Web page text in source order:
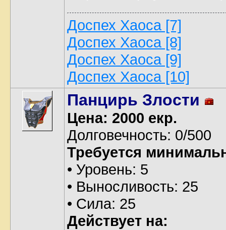
Доспех Хаоса [7]
Доспех Хаоса [8]
Доспех Хаоса [9]
Доспех Хаоса [10]
Панцирь Злости
Цена: 2000 екр.
Долговечность: 0/500
Требуется
• Уровень: 5
• Выносливость: 25
• Сила: 25
Действует на: